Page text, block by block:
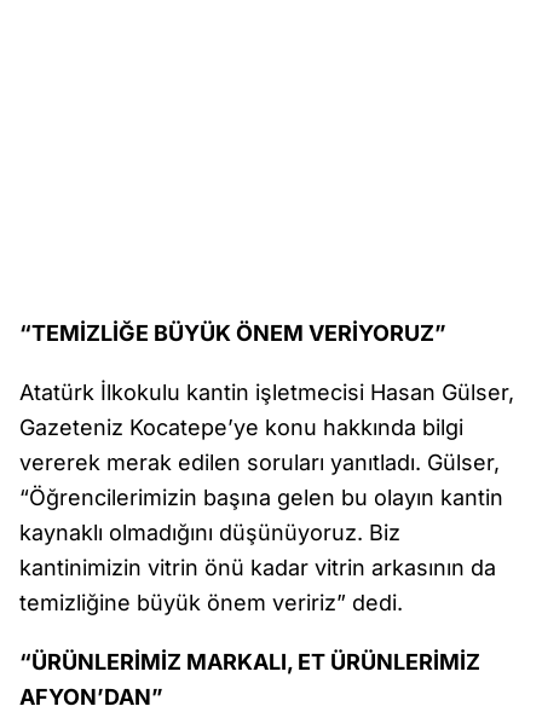
“TEMİZLİĞE BÜYÜK ÖNEM VERİYORUZ”
Atatürk İlkokulu kantin işletmecisi Hasan Gülser,
Gazeteniz Kocatepe’ye konu hakkında bilgi
vererek merak edilen soruları yanıtladı. Gülser,
“Öğrencilerimizin başına gelen bu olayın kantin
kaynaklı olmadığını düşünüyoruz. Biz
kantinimizin vitrin önü kadar vitrin arkasının da
temizliğine büyük önem veririz” dedi.
“ÜRÜNLERİMİZ MARKALI, ET ÜRÜNLERİMİZ
AFYON’DAN”